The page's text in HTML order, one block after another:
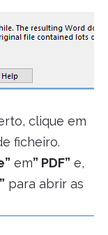
clique em
ficheiro.
em” PDF” e,
para abrir as